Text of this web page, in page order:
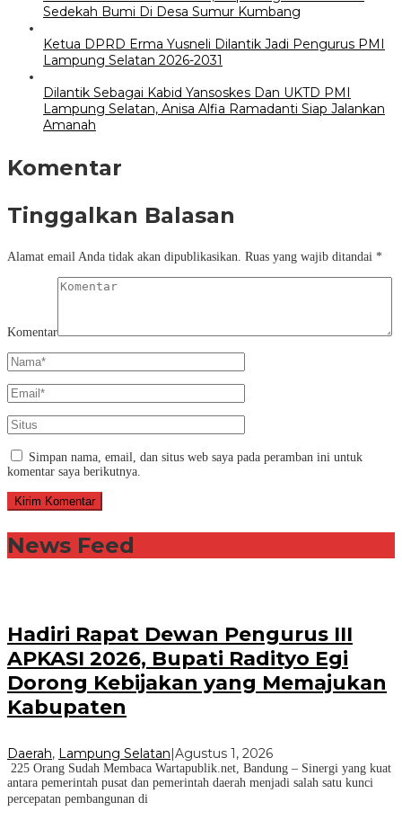
Sedekah Bumi Di Desa Sumur Kumbang
Ketua DPRD Erma Yusneli Dilantik Jadi Pengurus PMI
Lampung Selatan 2026-2031
Dilantik Sebagai Kabid Yansoskes Dan UKTD PMI
Lampung Selatan, Anisa Alfia Ramadanti Siap Jalankan
Amanah
Komentar
Tinggalkan Balasan
Alamat email Anda tidak akan dipublikasikan. Ruas yang wajib ditandai *
Komentar
Simpan nama, email, dan situs web saya pada peramban ini untuk
komentar saya berikutnya.
News Feed
Hadiri Rapat Dewan Pengurus III
APKASI 2026, Bupati Radityo Egi
Dorong Kebijakan yang Memajukan
Kabupaten
Daerah, Lampung Selatan Agustus 1, 2026
225 Orang Sudah Membaca Wartapublik.net, Bandung – Sinergi yang kuat
antara pemerintah pusat dan pemerintah daerah menjadi salah satu kunci
percepatan pembangunan di